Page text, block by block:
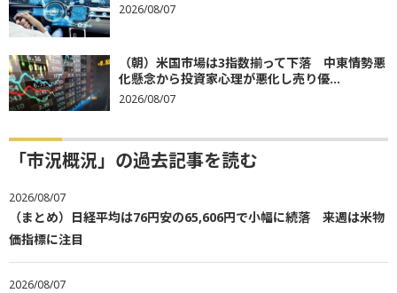
2026/08/07
（朝）米国市場は3指数揃って下落 中東情勢悪
化懸念から投資家心理が悪化し売り優...
2026/08/07
「市況概況」の過去記事を読む
2026/08/07
（まとめ）日経平均は76円安の65,606円で小幅に続落 来週は米物
価指標に注目
2026/08/07